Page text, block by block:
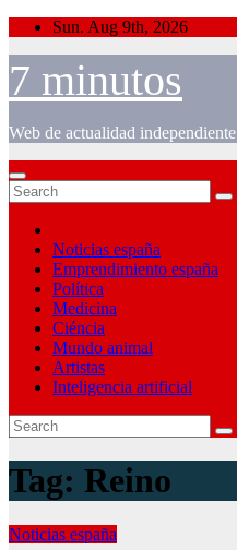
Skip
content
Sun. Aug 9th, 2026
7 minutos
Web de actualidad independiente
Noticias españa
Emprendimiento españa
Política
Medicina
Ciéncia
Mundo animal
Artistas
Inteligencia artificial
Tag: Reino
Noticias españa